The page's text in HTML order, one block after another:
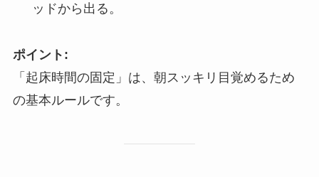
ッドから出る。
ポイント:
「起床時間の固定」は、朝スッキリ目覚めるため
の基本ルールです。